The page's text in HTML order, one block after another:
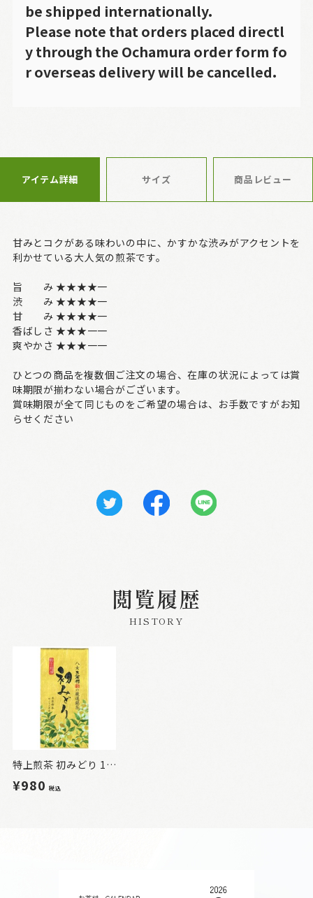
be shipped internationally.
Please note that orders placed directl
y through the Ochamura order form fo
r overseas delivery will be cancelled.
アイテム詳細 サイズ 商品レビュー
甘みとコクがある味わいの中に、かすかな渋みがアクセントを
利かせている大人気の煎茶です。
旨 み ★★★★一
渋 み ★★★★一
甘 み ★★★★一
香ばしさ ★★★一一
爽やかさ ★★★一一
ひとつの商品を複数個ご注文の場合、在庫の状況によっては賞
味期限が揃わない場合がございます。
賞味期限が全て同じものをご希望の場合は、お手数ですがお知
らせください
閲覧履歴
HISTORY
特上煎茶 初みどり 100g
¥980税込